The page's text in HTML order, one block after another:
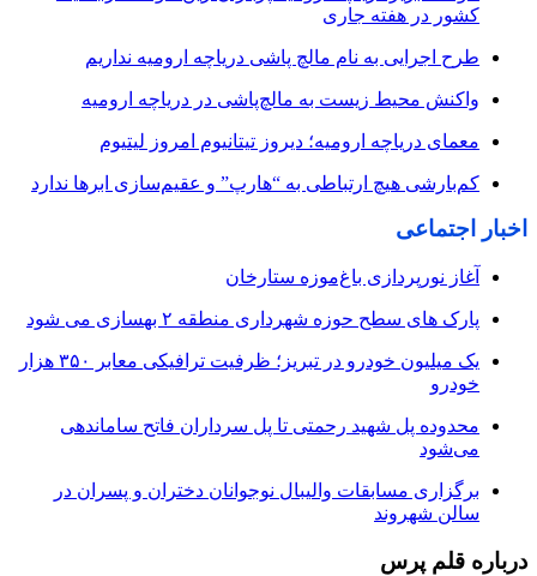
کشور در هفته جاری
طرح اجرایی به نام مالچ پاشی دریاچه ارومیه نداریم
واکنش محیط زیست به مالچ‌پاشی در دریاچه ارومیه
معمای دریاچه ارومیه؛ دیروز تیتانیوم امروز لیتیوم
کم‌بارشی هیچ ارتباطی به “هارپ” و عقیم‌سازی ابرها ندارد
اخبار اجتماعی
آغاز نورپردازی باغ‌موزه ستارخان
پارک های سطح حوزه شهرداری منطقه ۲ بهسازی می شود
یک میلیون خودرو در تبریز؛ ظرفیت ترافیکی معابر ۳۵۰ هزار
خودرو
محدوده پل شهید رحمتی تا پل سرداران فاتح ساماندهی
می‌شود
برگزاری مسابقات والیبال نوجوانان دختران و پسران در
سالن شهروند
درباره قلم پرس